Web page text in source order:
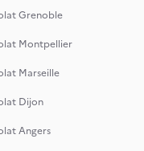
Grenoble
Montpellier
Marseille
Dijon
Angers